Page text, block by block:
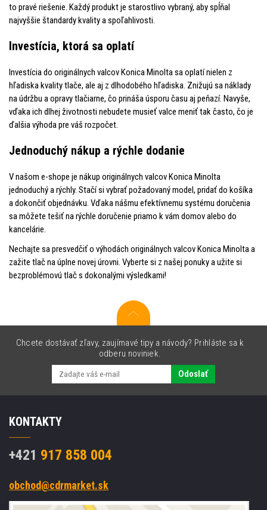
to pravé riešenie. Každý produkt je starostlivo vybraný, aby spĺňal
najvyššie štandardy kvality a spoľahlivosti.
Investícia, ktorá sa oplatí
Investícia do originálnych valcov Konica Minolta sa oplatí nielen z
hľadiska kvality tlače, ale aj z dlhodobého hľadiska. Znižujú sa náklady
na údržbu a opravy tlačiarne, čo prináša úsporu času aj peňazí. Navyše,
vďaka ich dlhej životnosti nebudete musieť valce meniť tak často, čo je
ďalšia výhoda pre váš rozpočet.
Jednoduchý nákup a rýchle dodanie
V našom e-shope je nákup originálnych valcov Konica Minolta
jednoduchý a rýchly. Stačí si vybrať požadovaný model, pridať do košíka
a dokončiť objednávku. Vďaka nášmu efektívnemu systému doručenia
sa môžete tešiť na rýchle doručenie priamo k vám domov alebo do
kancelárie.
Nechajte sa presvedčiť o výhodách originálnych valcov Konica Minolta a
zažite tlač na úplne novej úrovni. Vyberte si z našej ponuky a užite si
bezproblémovú tlač s dokonalými výsledkami!
Chcete dostávať zľavy, zaujímavé tipy a návody? Prihláste sa k
odberu noviniek.
Odoslať
KONTAKTY
+421 917 858 004
obchod@cdrmarket.sk